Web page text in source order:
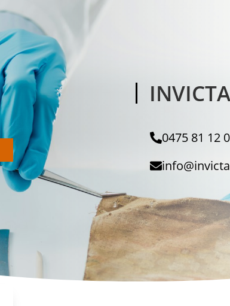
0475 81 12